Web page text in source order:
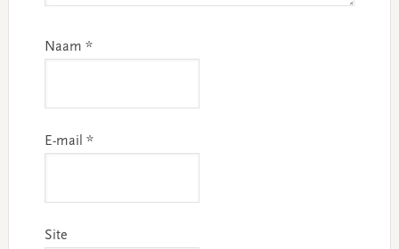
Naam *
E-mail *
Site